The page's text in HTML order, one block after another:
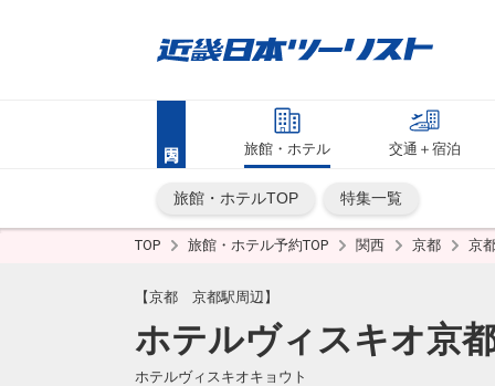
旅館・ホテル 交通＋宿泊
旅館・ホテルTOP 特集一覧
TOP 旅館・ホテル予約TOP 関西 京都 京
【京都 京都駅周辺】
ホテルヴィスキオ京
ホテルヴィスキオキョウト